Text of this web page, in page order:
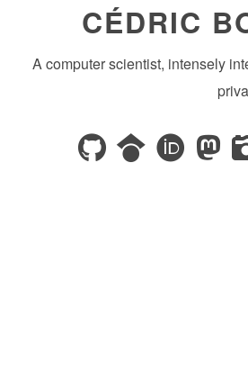
CÉDRIC
A computer scientist, intensely